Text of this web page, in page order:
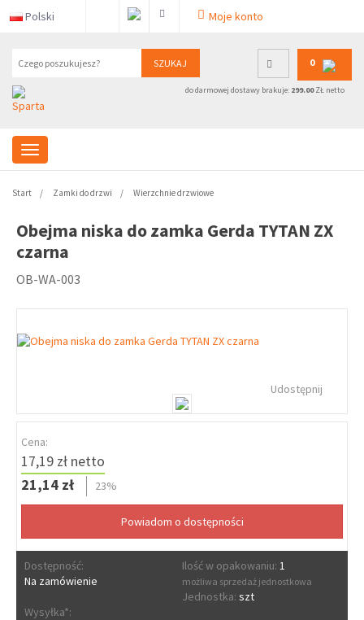
Polski Moje konto
SZUKAJ 0
do darmowej dostawy brakuje: 299.00ZŁ netto
Start Zamki do drzwi Wierzchnie drzwiowe
Obejma niska do zamka Gerda TYTAN ZX
czarna
OB-WA-003
Udostępnij
Cena:
17,19 zł netto
21,14 zł
23%
Dostępność:
Na zamówienie
Ilość w opakowaniu: 1
możliwa sprzedaż jednostkowa
Jednostka: szt
Wysyłka*: